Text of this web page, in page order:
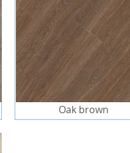
Oak brown